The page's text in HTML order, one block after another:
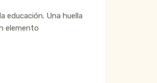
educación. Una huella
elemento